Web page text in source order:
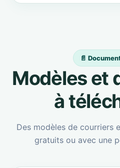
📄
Modèles et
à
Des modèles de courriers
gratuits ou avec une